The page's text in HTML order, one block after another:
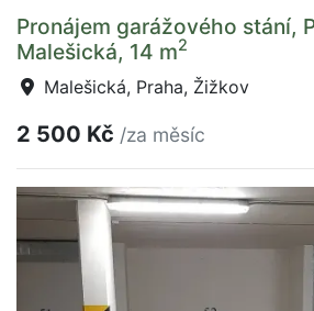
Pronájem garážového stání,
Malešická, 14 m2
Malešická, Praha, Žižkov
2 500 Kč /za měsíc